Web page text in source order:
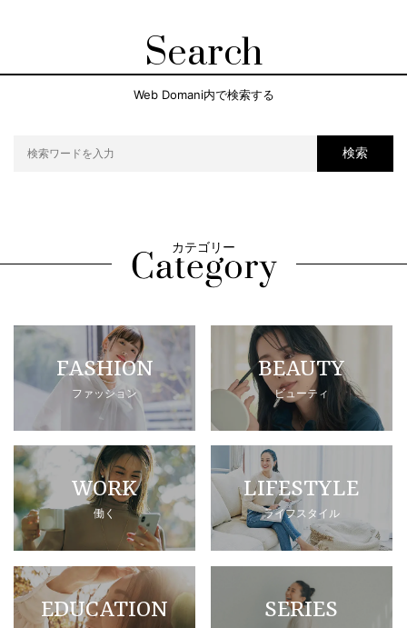
Search
Web Domani内で検索する
検索
カテゴリー
FASHION
ファッション
BEAUTY
ビューティ
WORK
働く
LIFESTYLE
ライフスタイル
EDUCATION SERIES